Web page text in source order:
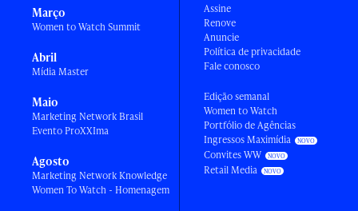
Março
Women to Watch Summit
Abril
Mídia Master
Maio
Marketing Network Brasil
Evento ProXXIma
Agosto
Marketing Network Knowledge
Women To Watch - Homenagem
Assine
Renove
Anuncie
Política de privacidade
Fale conosco
Edição semanal
Women to Watch
Portfólio de Agências
Ingressos Maximídia
Convites WW
Retail Media